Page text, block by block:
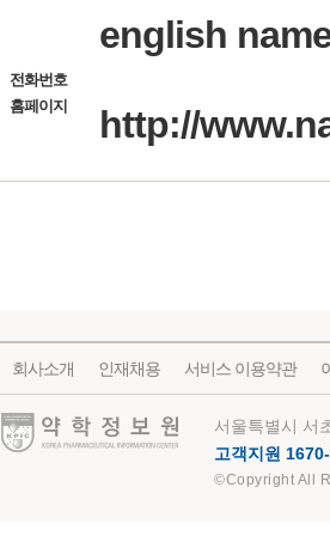
english
전화번호
홈페이지
http://
회사소개 인재채용 서비스 이용약관
약학정보원
서울특별시 서
고객지원
©Copyright All